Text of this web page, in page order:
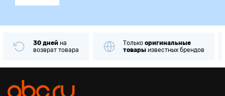
30 дней на
возврат товара
Только оригинальные
товары известных брендов